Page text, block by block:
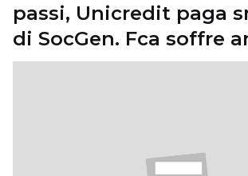
passi, Unicredit paga
di SocGen. Fca soffre